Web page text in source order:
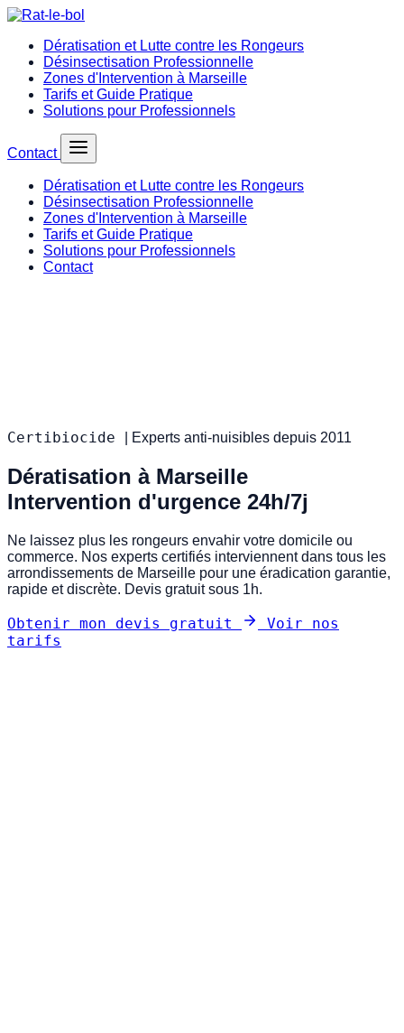
Dératisation et Lutte contre les Rongeurs
Désinsectisation Professionnelle
Zones d'Intervention à Marseille
Tarifs et Guide Pratique
Solutions pour Professionnels
Contact
Dératisation et Lutte contre les Rongeurs
Désinsectisation Professionnelle
Zones d'Intervention à Marseille
Tarifs et Guide Pratique
Solutions pour Professionnels
Contact
Certibiocide Experts anti-nuisibles depuis 2011
Dératisation à Marseille
Intervention d'urgence 24h/7j
Ne laissez plus les rongeurs envahir votre domicile ou
commerce. Nos experts certifiés interviennent dans tous les
arrondissements de Marseille pour une éradication garantie,
rapide et discrète. Devis gratuit sous 1h.
Obtenir mon devis gratuit
Voir nos
tarifs